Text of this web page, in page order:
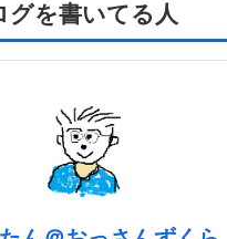
グを書いてる人